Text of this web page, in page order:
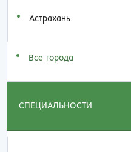
Астрахань
Все города
СПЕЦИАЛЬНОСТИ